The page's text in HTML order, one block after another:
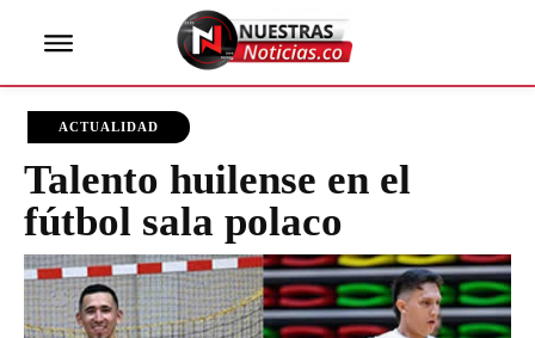
ACTUALIDAD
Talento huilense en el
fútbol sala polaco